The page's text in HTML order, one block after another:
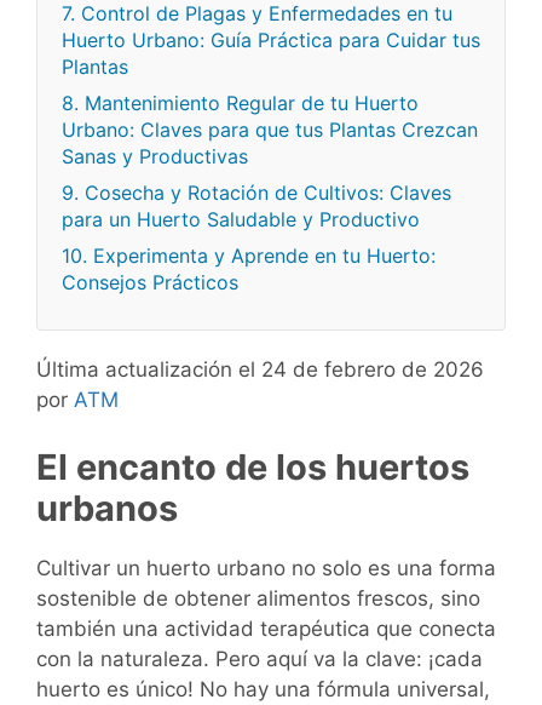
7. Control de Plagas y Enfermedades en tu
Huerto Urbano: Guía Práctica para Cuidar tus
Plantas
8. Mantenimiento Regular de tu Huerto
Urbano: Claves para que tus Plantas Crezcan
Sanas y Productivas
9. Cosecha y Rotación de Cultivos: Claves
para un Huerto Saludable y Productivo
10. Experimenta y Aprende en tu Huerto:
Consejos Prácticos
Última actualización el 24 de febrero de 2026
por ATM
El encanto de los huertos
urbanos
Cultivar un huerto urbano no solo es una forma
sostenible de obtener alimentos frescos, sino
también una actividad terapéutica que conecta
con la naturaleza. Pero aquí va la clave: ¡cada
huerto es único! No hay una fórmula universal,